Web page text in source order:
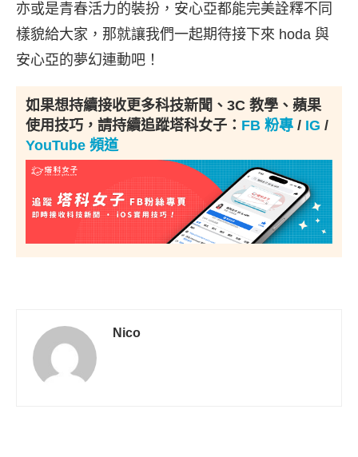
亦或是青春活力的裝扮，安心亞都能完美詮釋不同
樣貌給大家，那就讓我們一起期待接下來 hoda 與
安心亞的夢幻連動吧！
如果想持續接收更多科技新聞、3C 教學、蘋果
使用技巧，請持續追蹤塔科女子： FB 粉專 / IG /
YouTube 頻道
Nico